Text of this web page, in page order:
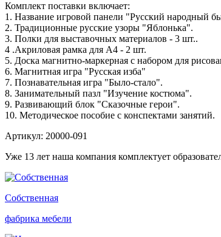
Комплект поставки включает:
1. Название игровой панели "Русский народный
2. Традиционные русские узоры "Яблонька".
3. Полки для выставочных материалов - 3 шт..
4 .Акриловая рамка для А4 - 2 шт.
5. Доска магнитно-маркерная с набором для
6. Магнитная игра "Русская изба"
7. Познавательная игра "Было-стало".
8. Занимательный пазл "Изучение костюма".
9. Развивающий блок "Сказочные герои".
10. Методическое пособие с конспектами занятий.
Артикул: 20000-091
Уже 13 лет наша компания комплектует
Собственная
фабрика мебели